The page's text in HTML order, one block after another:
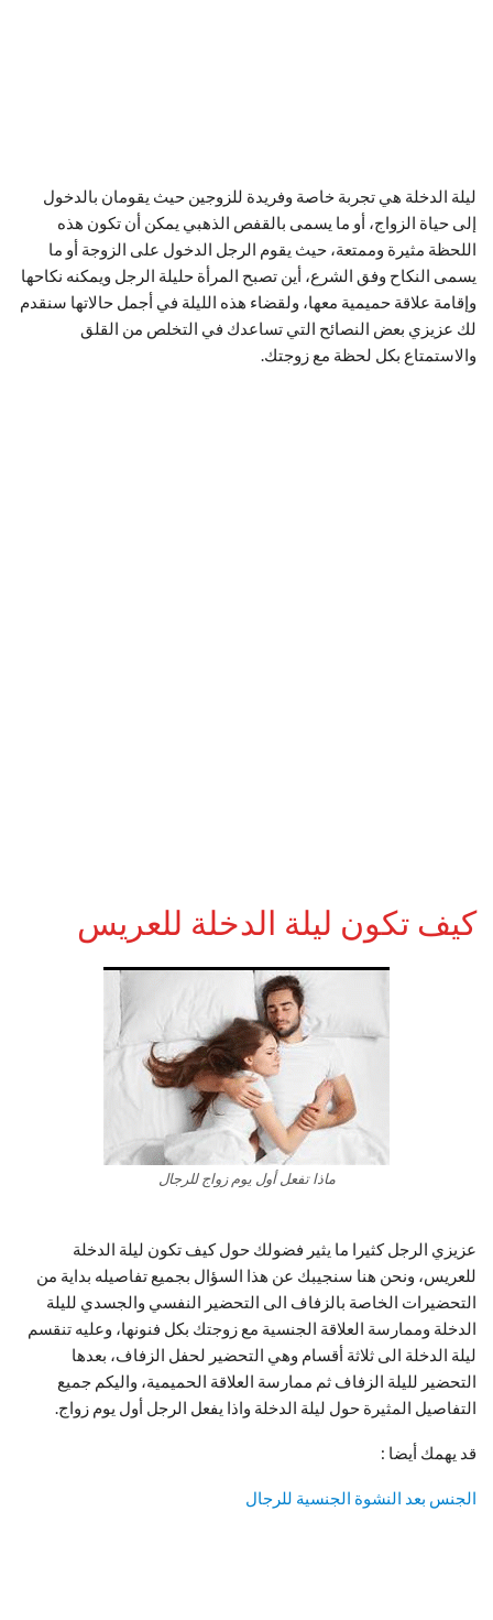
ليلة الدخلة هي تجربة خاصة وفريدة للزوجين حيث يقومان بالدخول
إلى حياة الزواج، أو ما يسمى بالقفص الذهبي يمكن أن تكون هذه
اللحظة مثيرة وممتعة، حيث يقوم الرجل الدخول على الزوجة أو ما
يسمى النكاح وفق الشرع، أين تصبح المرأة حليلة الرجل ويمكنه نكاحها
وإقامة علاقة حميمية معها، ولقضاء هذه الليلة في أجمل حالاتها سنقدم
لك عزيزي بعض النصائح التي تساعدك في التخلص من القلق
والاستمتاع بكل لحظة مع زوجتك.
كيف تكون ليلة الدخلة للعريس
ماذا تفعل أول يوم زواج للرجال
عزيزي الرجل كثيرا ما يثير فضولك حول كيف تكون ليلة الدخلة
للعريس، ونحن هنا سنجيبك عن هذا السؤال بجميع تفاصيله بداية من
التحضيرات الخاصة بالزفاف الى التحضير النفسي والجسدي لليلة
الدخلة وممارسة العلاقة الجنسية مع زوجتك بكل فنونها، وعليه تنقسم
ليلة الدخلة الى ثلاثة أقسام وهي التحضير لحفل الزفاف، بعدها
التحضير لليلة الزفاف ثم ممارسة العلاقة الحميمية، واليكم جميع
التفاصيل المثيرة حول ليلة الدخلة واذا يفعل الرجل أول يوم زواج.
قد يهمك أيضا :
الجنس بعد النشوة الجنسية للرجال